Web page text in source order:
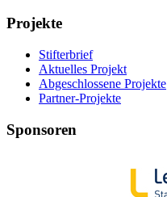
Projekte
Stifterbrief
Aktuelles Projekt
Abgeschlossene Projekte
Partner-Projekte
Sponsoren